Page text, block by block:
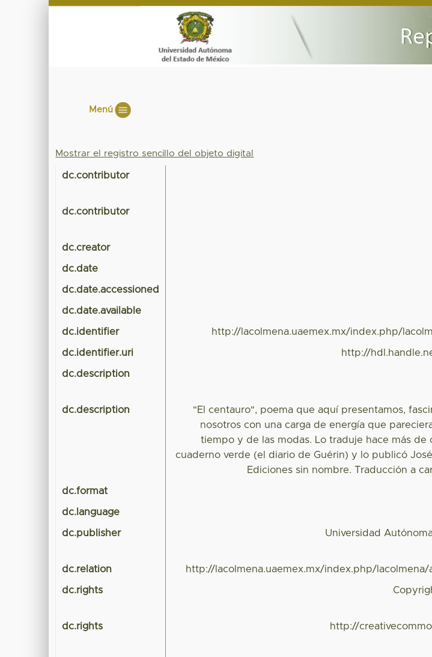
Menú
Mostrar el registro sencillo del objeto digital
dc.contributor
dc.contributor
dc.creator
dc.date
dc.date.accessioned
dc.date.available
dc.identifier http://lacolmena.uaemex.mx/index.php/
dc.identifier.uri http://
dc.description
dc.description
"El centauro", poema que aquí presentamos,
nosotros con una carga de energía que
tiempo y de las modas. Lo traduje hace más de
cuaderno verde (el diario de Guérin) y lo publicó
Ediciones sin nombre. Traducción a
dc.format
dc.language
dc.publisher Universidad
dc.relation http://lacolmena.uaemex.mx/index.php/
dc.rights
dc.rights http://